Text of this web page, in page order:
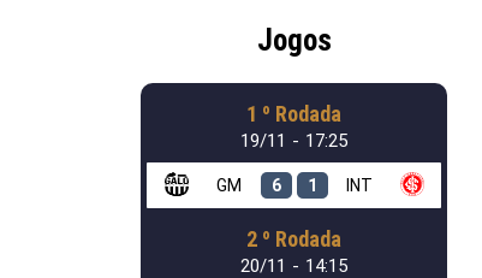
Jogos
1 º Rodada
19/11 - 17:25
GM 6 1 INT
2 º Rodada
20/11 - 14:15